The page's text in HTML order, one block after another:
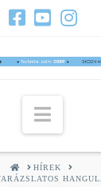
HOMEHÍREK